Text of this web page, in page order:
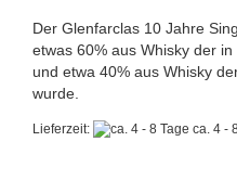
Der Glenfarclas 10 Jahre
etwas 60% aus Whisky der
und etwa 40% aus Whisky
wurde.
Lieferzeit: ca. 4 -